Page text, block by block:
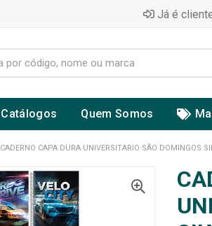
Já é
Catálogos Quem Somos
CADERNO CAPA DURA UNIVERSITARIO SÃO DOMINGOS